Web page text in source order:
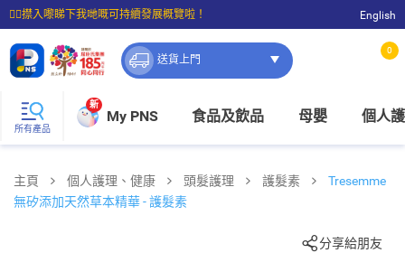
☝🏼㩒入嚟睇下我哋嘅可持續發展概覽啦！
⭐購物滿$399即享免費送貨；滿$100即可免費店取。
English
送貨上門
0
所有產品
新
My PNS 食品及飲品 母嬰 個人
主頁 個人護理、健康 頭髮護理 護髮素
Tresemme
無矽添加天然草本精華 - 護髮素
分享給朋友